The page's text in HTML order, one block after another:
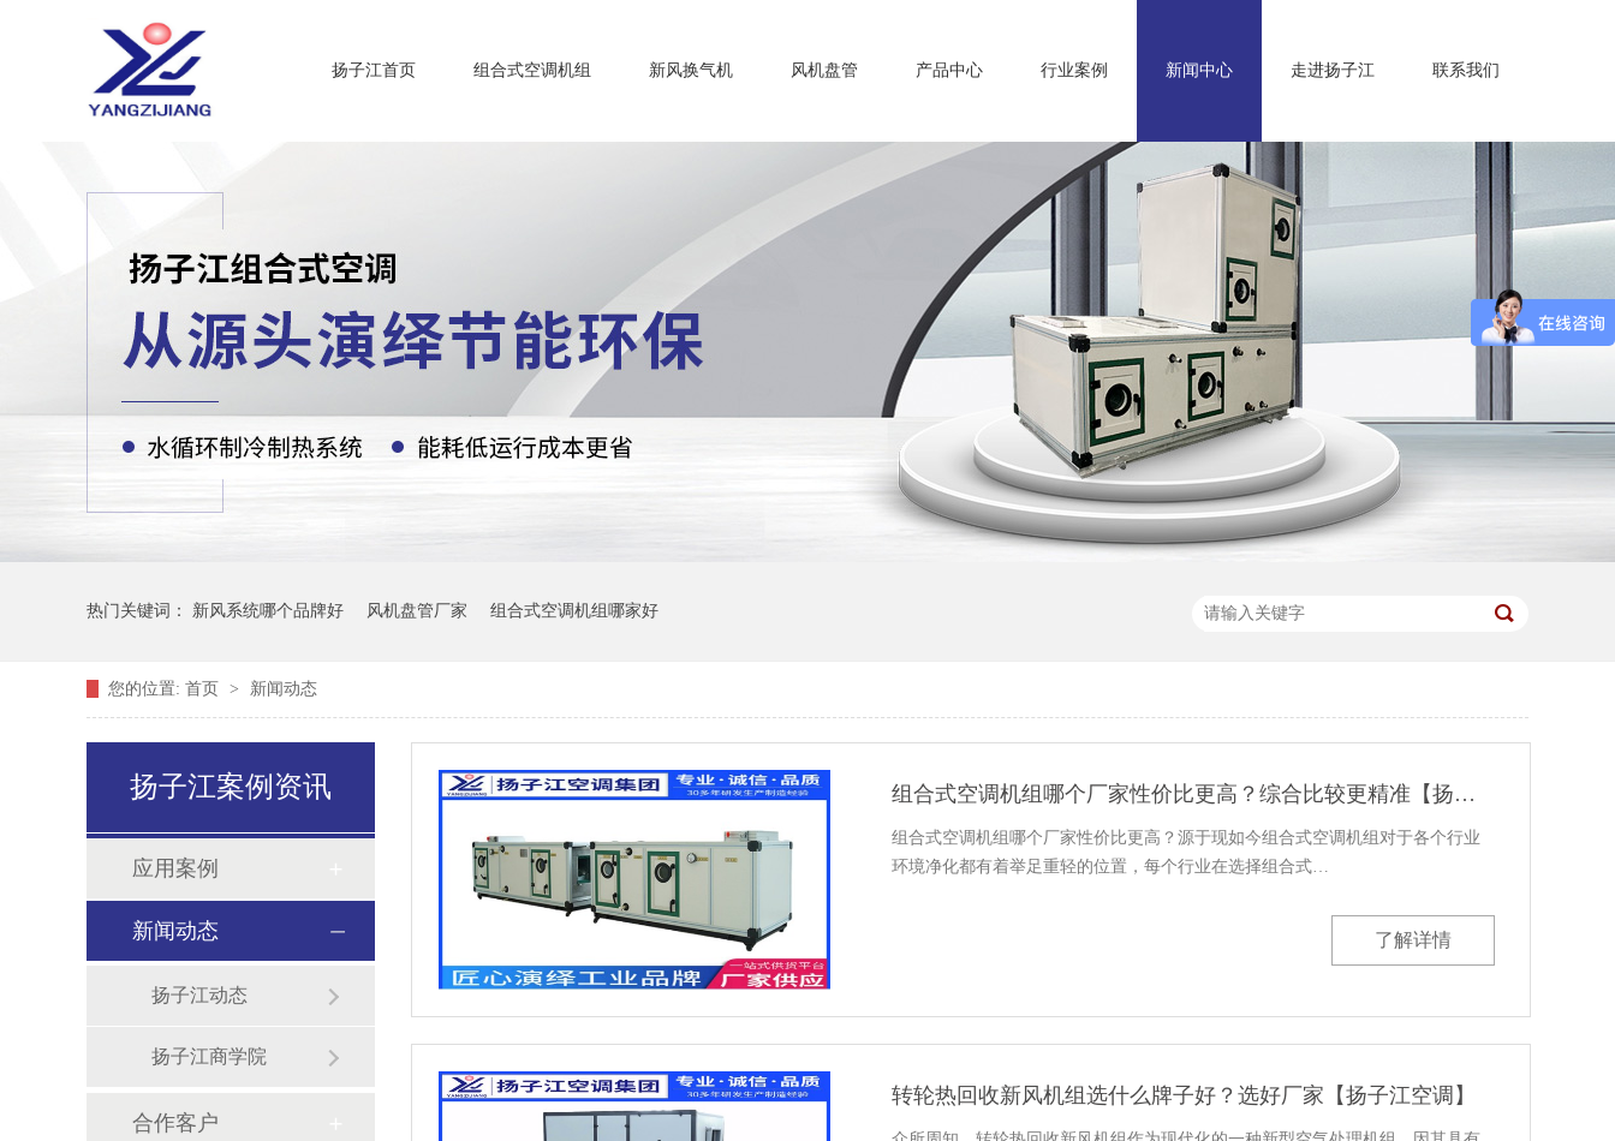
扬子江首页 组合式空调机组 新风换气机 风机盘管 产品中心 行业案例 新闻中心 走进扬子江 联系我们
热门关键词： 新风系统哪个品牌好 风机盘管厂家 组合式空调机组哪家好
您的位置: 首页 > 新闻动态
扬子江案例资讯
应用案例
新闻动态
扬子江动态
扬子江商学院
合作客户
组合式空调机组哪个厂家性价比更高？综合比较更精准【扬子江空调】
组合式空调机组哪个厂家性价比更高？源于现如今组合式空调机组对于各个行业
环境净化都有着举足重轻的位置，每个行业在选择组合式…
了解详情
转轮热回收新风机组选什么牌子好？选好厂家【扬子江空调】